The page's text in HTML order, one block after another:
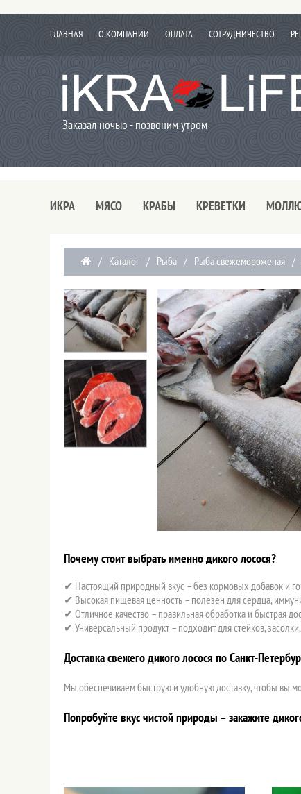
ГЛАВНАЯ О КОМПАНИИ ОПЛАТА СОТРУДНИЧЕСТВО
Заказал ночью - позвоним утром
ИКРА МЯСО КРАБЫ КРЕВЕТКИ
/ Каталог / Рыба / Рыба свежемороженая /
Почему стоит выбрать именно дикого лосося?
✔ Настоящий природный вкус – без кормовых добавок и
✔ Высокая пищевая ценность – полезен для сердца,
✔ Отличное качество – правильная обработка и быстрая
✔ Универсальный продукт – подходит для стейков,
Доставка свежего дикого лосося по Санкт-
Мы обеспечиваем быструю и удобную доставку, чтобы вы
Попробуйте вкус чистой природы – закажите